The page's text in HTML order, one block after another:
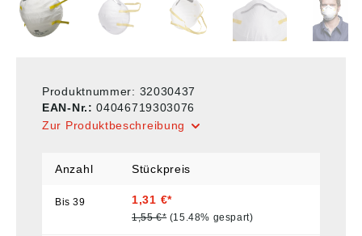
Produktnummer: 32030437
EAN-Nr.:04046719303076
Zur Produktbeschreibung
Anzahl Stückpreis
Bis39 1,31 €*
1,55 €* (15.48% gespart)